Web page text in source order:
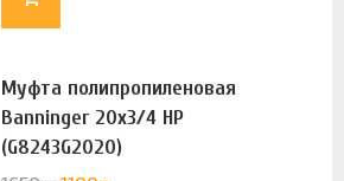
Муфта полипропиленовая
Banninger 20х3/4 НР
(G8243G2020)